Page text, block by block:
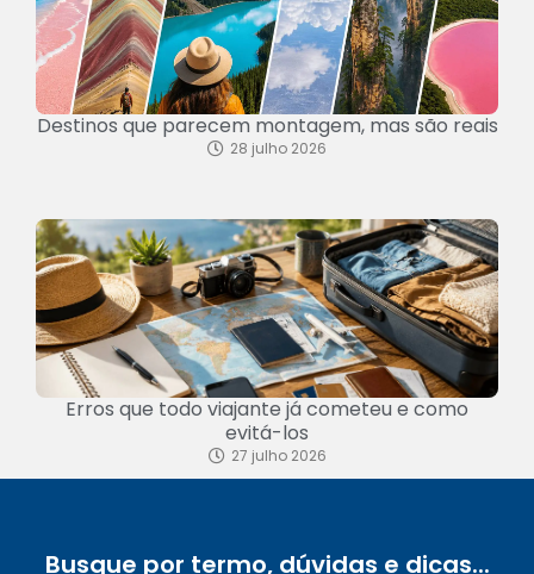
Destinos que parecem montagem, mas são reais
28 julho 2026
Erros que todo viajante já cometeu e como
evitá-los
27 julho 2026
Busque por termo, dúvidas e dicas...